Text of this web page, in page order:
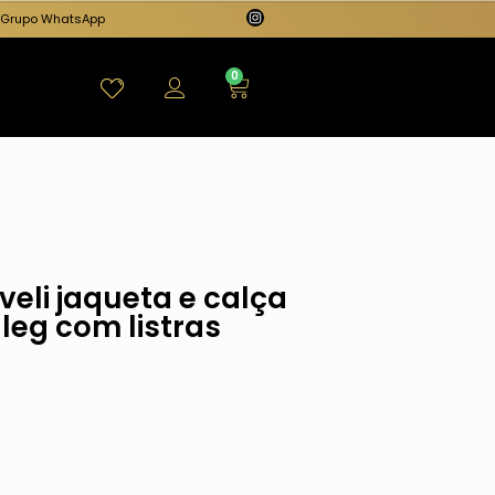
Grupo WhatsApp
0
jaqueta e calça
com listras